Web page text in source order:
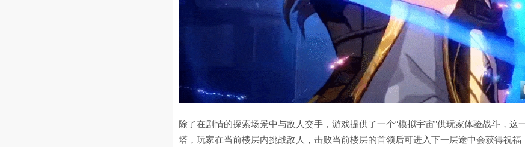
除了在剧情的探索场景中与敌人交手，游戏提供了一个“模拟宇宙”供玩家体验战斗，这
塔，玩家在当前楼层内挑战敌人，击败当前楼层的首领后可进入下一层途中会获得祝福